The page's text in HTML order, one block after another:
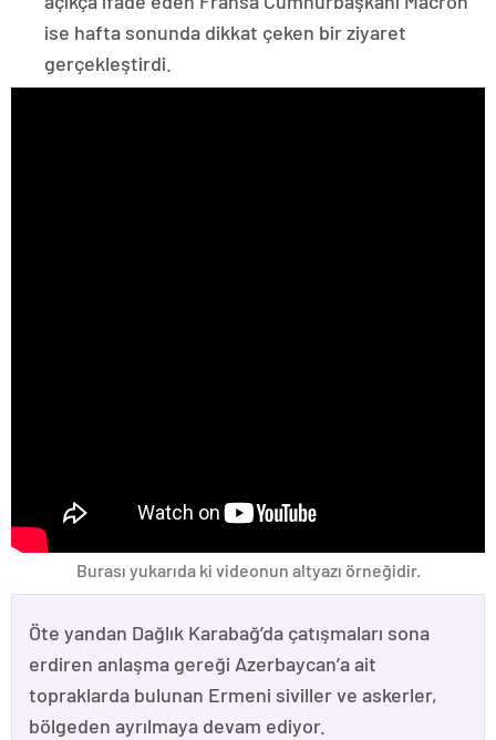
ise hafta sonunda dikkat çeken bir ziyaret
gerçekleştirdi.
Burası yukarıda ki videonun altyazı örneğidir.
Öte yandan Dağlık Karabağ’da çatışmaları sona
erdiren anlaşma gereği Azerbaycan’a ait
topraklarda bulunan Ermeni siviller ve askerler,
bölgeden ayrılmaya devam ediyor.